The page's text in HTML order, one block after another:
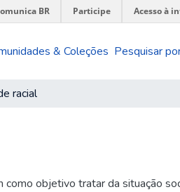
BR Participe Acesso à
& Coleções Pesquisar
racial
objetivo tratar da situação